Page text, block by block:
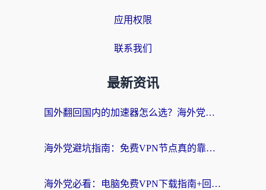
应用权限
联系我们
最新资讯
国外翻回国内的加速器怎么选？海外党亲测实用指南，告别地域限制
海外党避坑指南：免费VPN节点真的靠谱吗？教你选对回国加速器无缝访问国内资源
海外党必看：电脑免费VPN下载指南+回国加速器选择全攻略，告别地区限制